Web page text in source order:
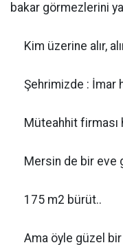
bakar görmezlerini
Kim üzerine alır,
Şehrimizde : İmar
Müteahhit firması
Mersin de bir eve
175 m2 bürüt..
Ama öyle güzel bir